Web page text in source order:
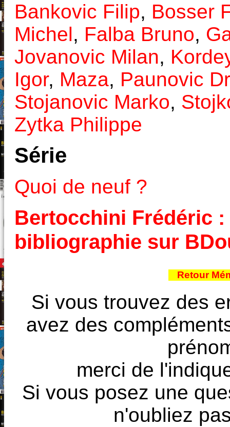
Bankovic Filip, Bosser
Michel, Falba Bruno,
Jovanovic Milan,
Igor, Maza, Paunovic
Stojanovic Marko,
Zytka Philippe
Série
Quoi de neuf ?
Bertocchini Frédéric
bibliographie sur
Retour
Si vous trouvez des
avez des
merci de
Si vous posez une
n'oubliez